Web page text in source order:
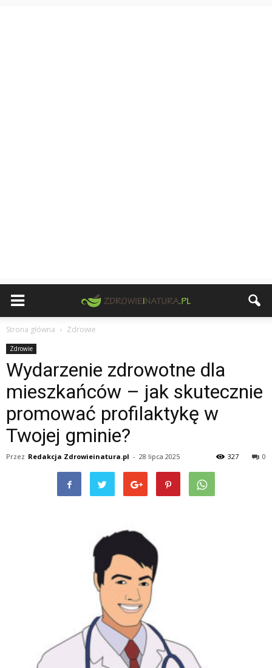
Strona główna Zdrowie
Zdrowie
Wydarzenie zdrowotne dla
mieszkańców – jak skutecznie
promować profilaktykę w
Twojej gminie?
Przez Redakcja Zdrowieinatura.pl - 28 lipca 2025 0
327